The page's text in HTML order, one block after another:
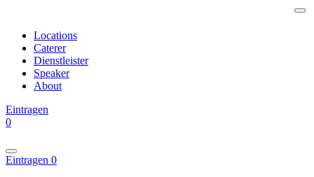
Locations
Caterer
Dienstleister
Speaker
About
Eintragen
0
Eintragen 0